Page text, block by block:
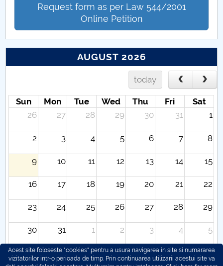
Request form as per Law 544/2001
Online Petition
AUGUST 2026
today
Sun Mon Tue Wed Thu Fri
Sat
26
27 28 29 30 31 1
2 3 4 5 6 7 8
9 10 11 12 13 14 15
16 17 18 19 20 21 22
23 24 25 26 27 28 29
30 31 1 2 3 4 5
Acest site foloseste "cookies" pentru a usura navigarea in site si numararea
vizitatorilor intr-o perioada de timp. Prin continuarea utilizarii acestui site va